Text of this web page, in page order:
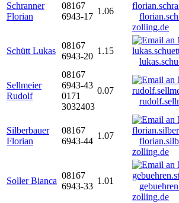
Schranner
Florian
08167
6943-17
1.06
zolling.de
Schütt Lukas
08167
6943-20
1.15
Sellmeier
Rudolf
08167
6943-43
0171
3032403
0.07
Silberbauer
Florian
08167
6943-44
1.07
zolling.de
Soller Bianca
08167
6943-33
1.01
zolling.de